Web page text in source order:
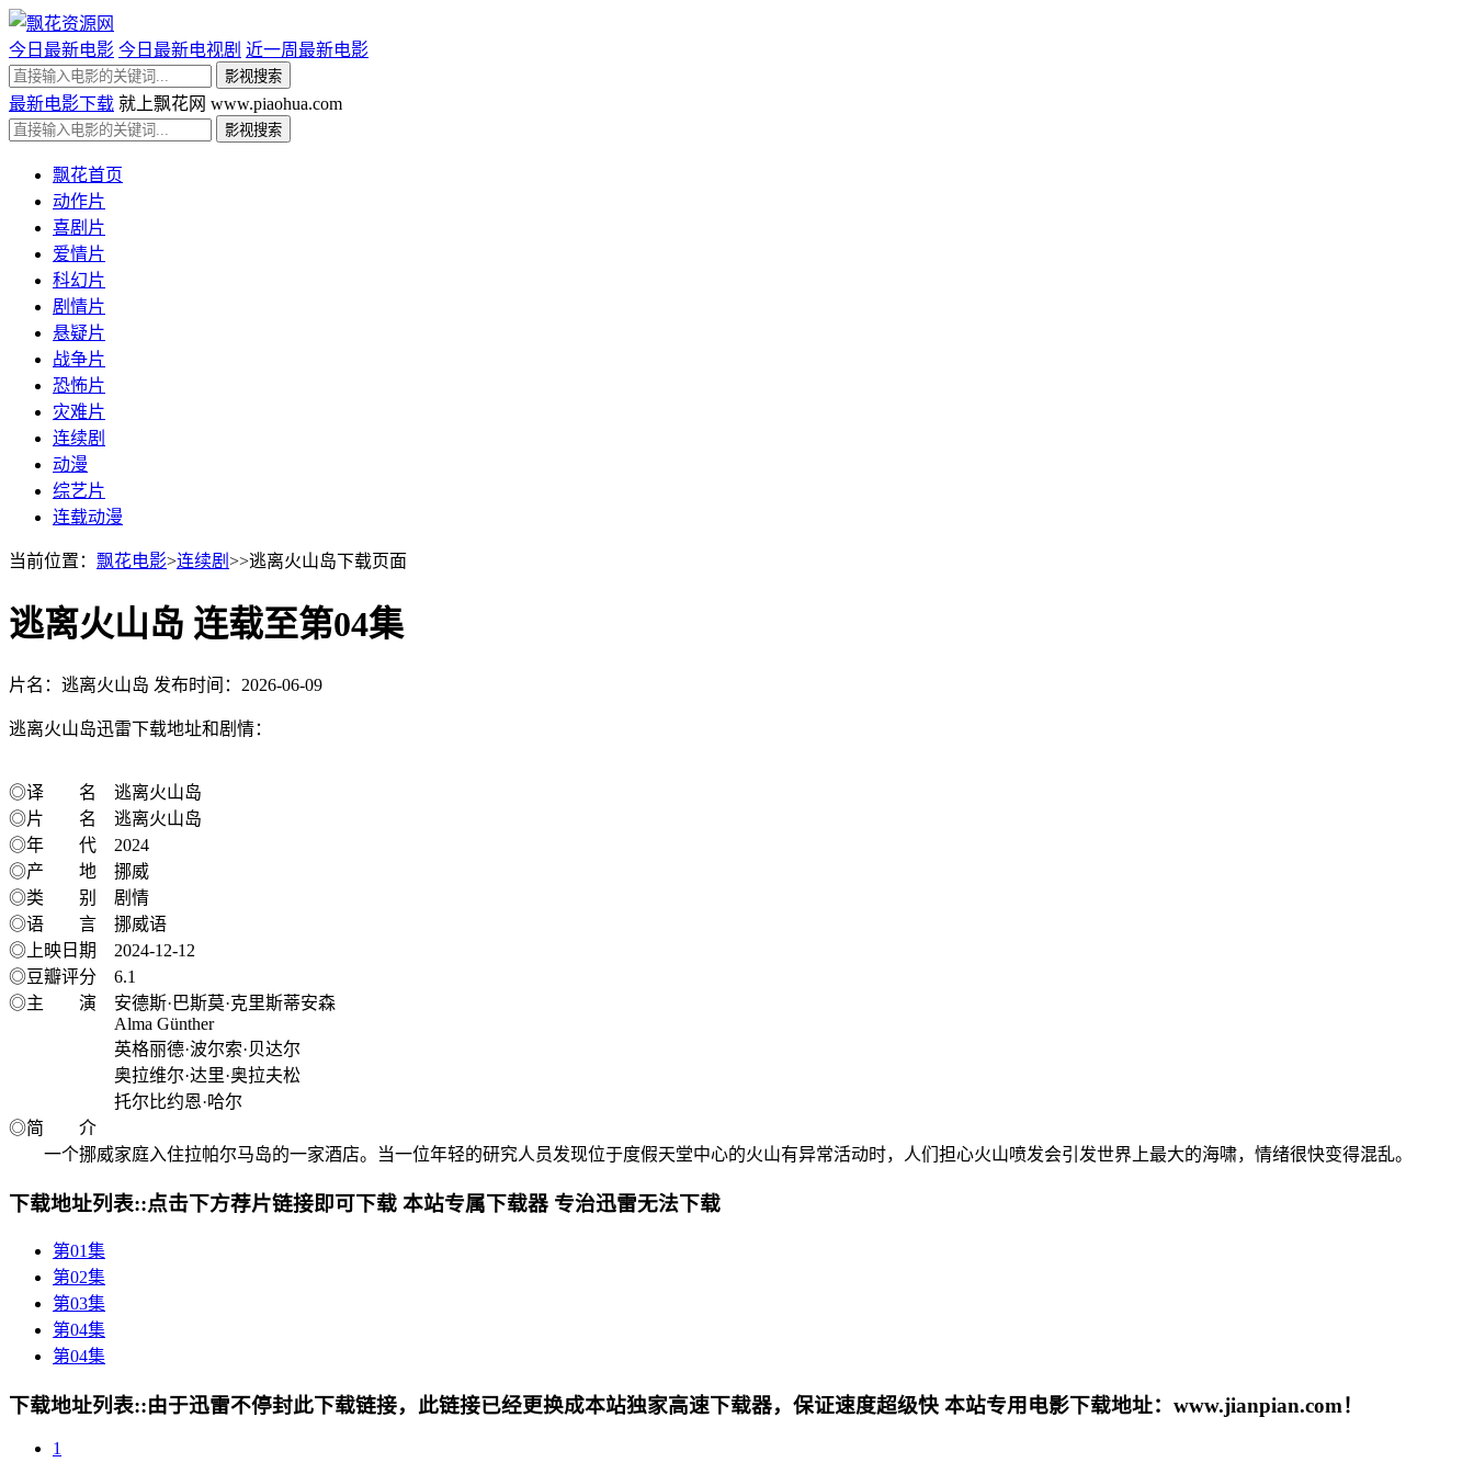
今日最新电影 今日最新电视剧 近一周最新电影
最新电影下载 就上飘花网 www.piaohua.com
飘花首页
动作片
喜剧片
爱情片
科幻片
剧情片
悬疑片
战争片
恐怖片
灾难片
连续剧
动漫
综艺片
连载动漫
当前位置： 飘花电影>连续剧 >>逃离火山岛下载页面
逃离火山岛 连载至第04集
片名：逃离火山岛 发布时间：2026-06-09
逃离火山岛迅雷下载地址和剧情：
◎译 名 逃离火山岛
◎片 名 逃离火山岛
◎年 代 2024
◎产 地 挪威
◎类 别 剧情
◎语 言 挪威语
◎上映日期 2024-12-12
◎豆瓣评分 6.1
◎主 演 安德斯·巴斯莫·克里斯蒂安森
Alma Günther
英格丽德·波尔索·贝达尔
奥拉维尔·达里·奥拉夫松
托尔比约恩·哈尔
◎简 介
一个挪威家庭入住拉帕尔马岛的一家酒店。当一位年轻的研究人员发现位于度假天堂中心的火山有异常活动时，人们担心火山喷发会引发世界上最大的海啸，情绪很快变得混乱。
下载地址列表::点击下方荐片链接即可下载 本站专属下载器 专治迅雷无法下载
第01集
第02集
第03集
第04集
第04集
下载地址列表::由于迅雷不停封此下载链接，此链接已经更换成本站独家高速下载器，保证速度超级快 本站专用电影下载地址：www.jianpian.com！
1